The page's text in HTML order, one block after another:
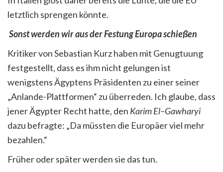
letztlich sprengen könnte.
Sonst werden wir aus der Festung Europa schießen
Kritiker von Sebastian Kurz haben mit Genugtuung
festgestellt, dass es ihm nicht gelungen ist
wenigstens Ägyptens Präsidenten zu einer seiner
„Anlande-Plattformen“ zu überreden. Ich glaube, dass
jener Ägypter Recht hatte, den Karim El–Gawharyi
dazu befragte: „Da müssten die Europäer viel mehr
bezahlen.“
Früher oder später werden sie das tun.